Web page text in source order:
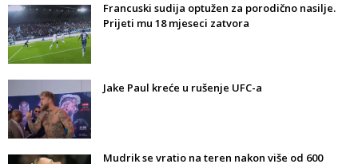
Francuski sudija optužen za porodično nasilje.
Prijeti mu 18 mjeseci zatvora
Jake Paul kreće u rušenje UFC-a
Mudrik se vratio na teren nakon više od 600